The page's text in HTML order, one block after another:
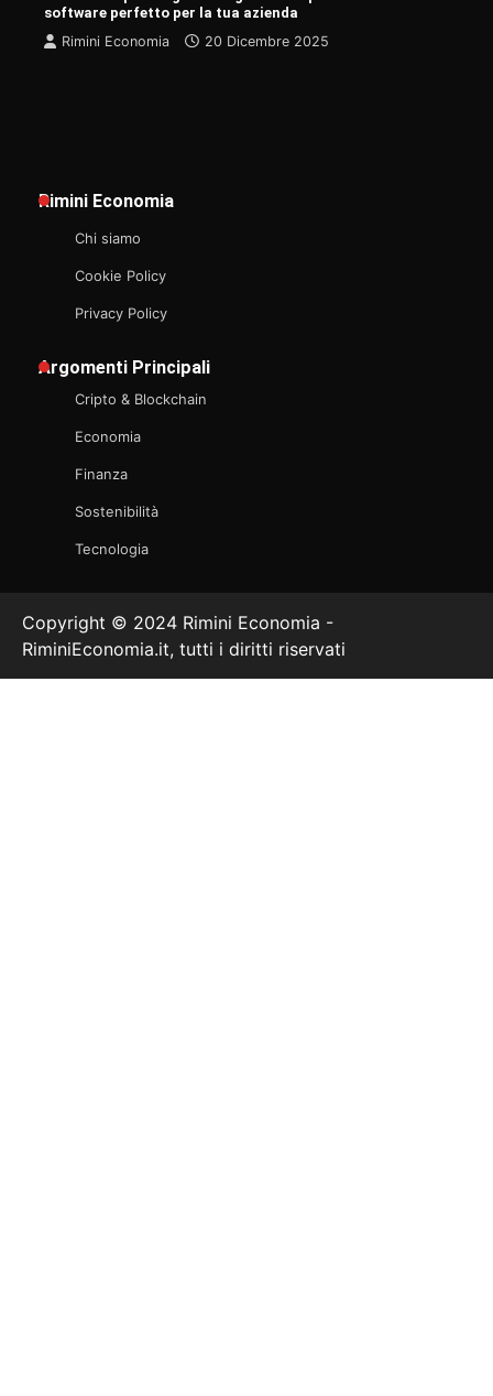
software perfetto per la tua azienda
Rimini Economia
20 Dicembre 2025
Rimini Economia
Chi siamo
Cookie Policy
Privacy Policy
Argomenti Principali
Cripto & Blockchain
Economia
Finanza
Sostenibilità
Tecnologia
Copyright © 2024 Rimini Economia -
RiminiEconomia.it, tutti i diritti riservati